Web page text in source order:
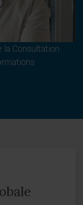
la Consultation